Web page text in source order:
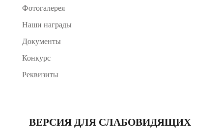
Фотогалерея
Наши награды
Документы
Конкурс
Реквизиты
ВЕРСИЯ ДЛЯ СЛАБОВИДЯЩИХ